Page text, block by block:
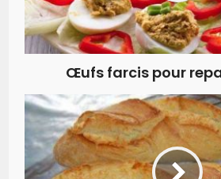
Œufs farcis pour